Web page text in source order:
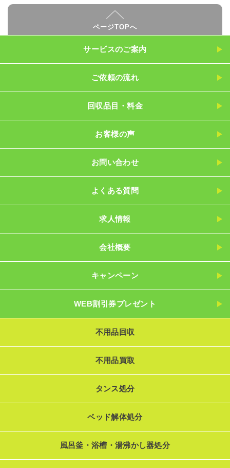
ページTOPへ
サービスのご案内
ご依頼の流れ
回収品目・料金
お客様の声
お問い合わせ
よくある質問
求人情報
会社概要
キャンペーン
WEB割引券プレゼント
不用品回収
不用品買取
タンス処分
ベッド解体処分
風呂釜・浴槽・湯沸かし器処分